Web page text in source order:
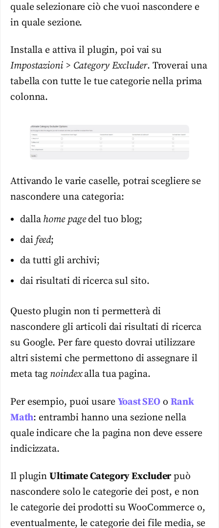
quale selezionare ciò che vuoi nascondere e
in quale sezione.
Installa e attiva il plugin, poi vai su
Impostazioni > Category Excluder. Troverai una
tabella con tutte le tue categorie nella prima
colonna.
Attivando le varie caselle, potrai scegliere se
nascondere una categoria:
dalla home pagedel tuo blog;
dai feed;
da tutti gli archivi;
dai risultati di ricerca sul sito.
Questo plugin non ti permetterà di
nascondere gli articoli dai risultati di ricerca
su Google. Per fare questo dovrai utilizzare
altri sistemi che permettono di assegnare il
meta tag noindexalla tua pagina.
Per esempio, puoi usare Yoast SEOo Rank
Math: entrambi hanno una sezione nella
quale indicare che la pagina non deve essere
indicizzata.
Il plugin Ultimate Category Excluderpuò
nascondere solo le categorie dei post, e non
le categorie dei prodotti su WooCommerce o,
eventualmente, le categorie dei file media, se